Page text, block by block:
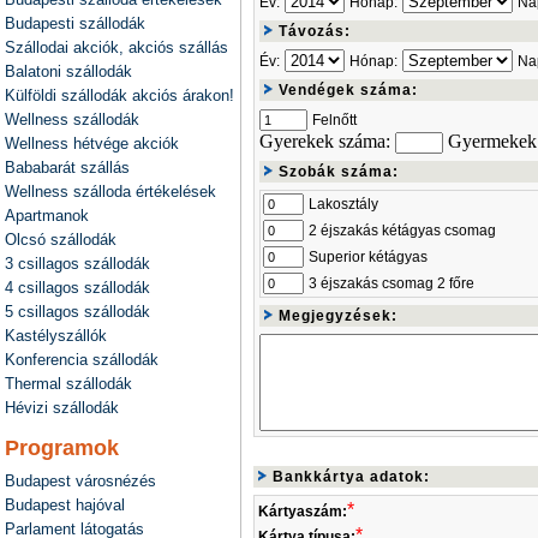
Budapesti szállodák
Szállodai akciók, akciós szállás
Balatoni szállodák
Külföldi szállodák akciós árakon!
Wellness szállodák
Wellness hétvége akciók
Bababarát szállás
Wellness szálloda értékelések
Apartmanok
Olcsó szállodák
3 csillagos szállodák
4 csillagos szállodák
5 csillagos szállodák
Kastélyszállók
Konferencia szállodák
Thermal szállodák
Hévizi szállodák
Programok
Budapest városnézés
Budapest hajóval
Parlament látogatás
Távozás:
Év:
Hónap:
Vendégek száma:
Felnőtt
Gyerekek száma:
Szobák száma:
Lakosztály
2 éjszakás kétágyas csomag
Superior kétágyas
3 éjszakás csomag 2 főre
Megjegyzések:
Bankkártya adatok:
Kártyaszám:*